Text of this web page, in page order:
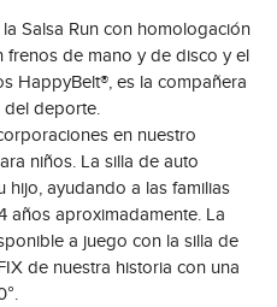
Salsa Run con homologación
de mano y de disco y el
HappyBelt®, es la compañera
del deporte.
en nuestro
niños. La silla de auto
hijo, ayudando a las familias
años aproximadamente. La
a juego con la silla de
de nuestra historia con una